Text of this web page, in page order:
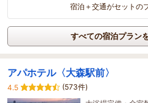
宿泊＋交通がセットの
すべての宿泊プラン
アパホテル〈大森駅前〉
4.5
(573件)